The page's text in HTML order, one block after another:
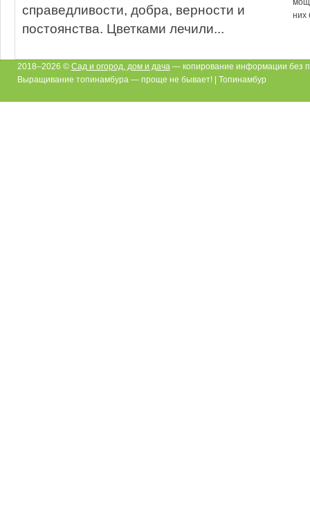
справедливости, добра, верности и
постоянства. Цветками лечили...
них
2018–2026 © Сад и огород, дом и дача — копирование информации без
Выращивание топинамбура — проще не бывает! | Топинамбур